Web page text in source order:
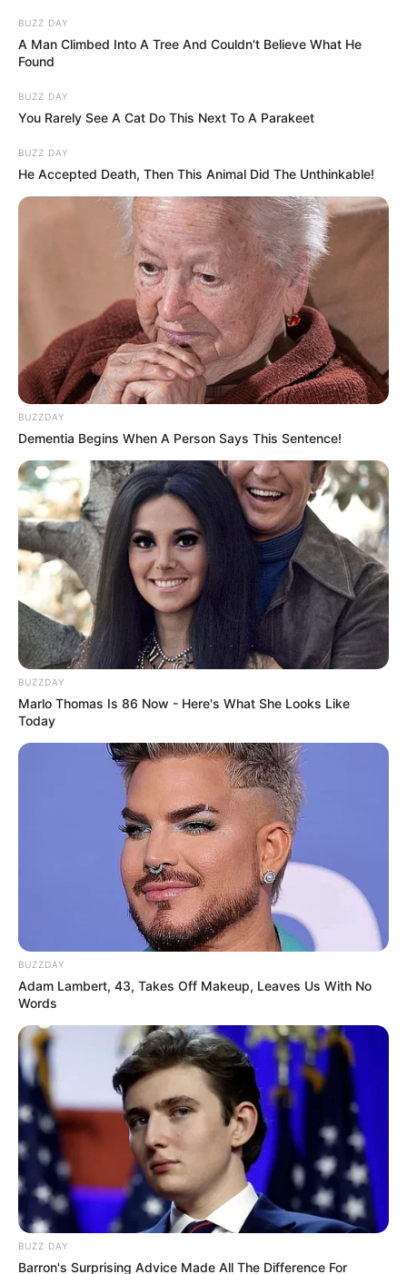
BUZZ DAY
A Man Climbed Into A Tree And Couldn't Believe What He
Found
BUZZ DAY
You Rarely See A Cat Do This Next To A Parakeet
BUZZ DAY
He Accepted Death, Then This Animal Did The Unthinkable!
BUZZDAY
Dementia Begins When A Person Says This Sentence!
BUZZDAY
Marlo Thomas Is 86 Now - Here's What She Looks Like
Today
BUZZDAY
Adam Lambert, 43, Takes Off Makeup, Leaves Us With No
Words
BUZZ DAY
Barron's Surprising Advice Made All The Difference For